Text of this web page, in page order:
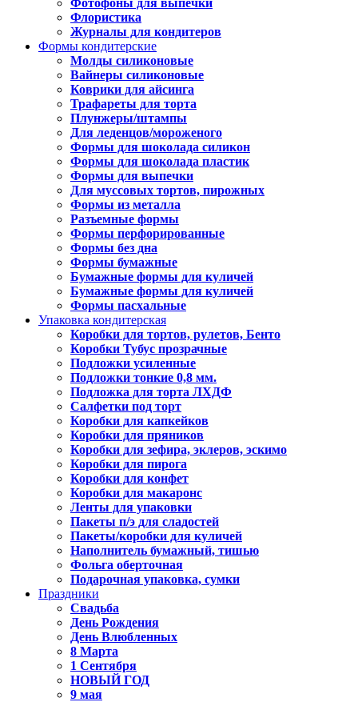
Фотофоны для выпечки
Флористика
Журналы для кондитеров
Формы кондитерские
Молды силиконовые
Вайнеры силиконовые
Коврики для айсинга
Трафареты для торта
Плунжеры/штампы
Для леденцов/мороженого
Формы для шоколада силикон
Формы для шоколада пластик
Формы для выпечки
Для муссовых тортов, пирожных
Формы из металла
Разъемные формы
Формы перфорированные
Формы без дна
Формы бумажные
Бумажные формы для куличей
Бумажные формы для куличей
Формы пасхальные
Упаковка кондитерская
Коробки для тортов, рулетов, Бенто
Коробки Тубус прозрачные
Подложки усиленные
Подложки тонкие 0,8 мм.
Подложка для торта ЛХДФ
Салфетки под торт
Коробки для капкейков
Коробки для пряников
Коробки для зефира, эклеров, эскимо
Коробки для пирога
Коробки для конфет
Коробки для макаронс
Ленты для упаковки
Пакеты п/э для сладостей
Пакеты/коробки для куличей
Наполнитель бумажный, тишью
Фольга оберточная
Подарочная упаковка, сумки
Праздники
Свадьба
День Рождения
День Влюбленных
8 Марта
1 Сентября
НОВЫЙ ГОД
9 мая